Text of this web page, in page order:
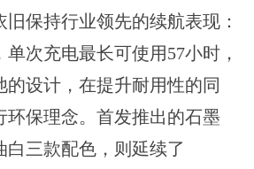
保持行业领先的续航表现：
次充电最长可使用57小时，
的设计，在提升耐用性的同
环保理念。首发推出的石墨
白三款配色，则延续了